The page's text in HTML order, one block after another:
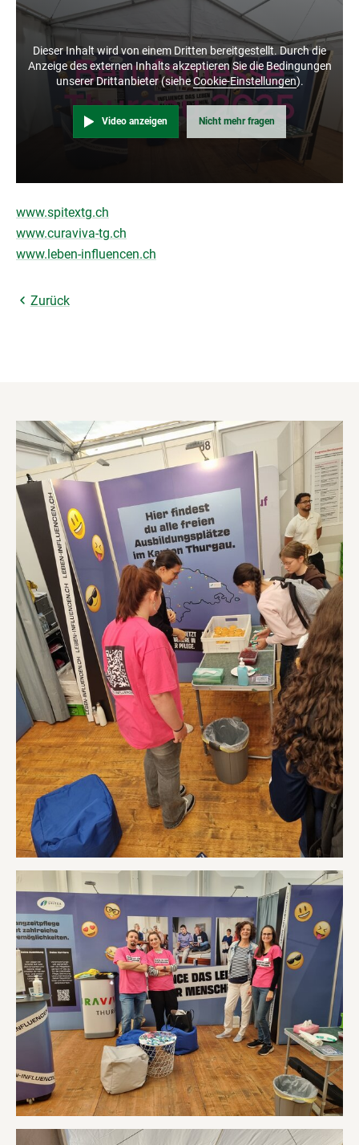
Dieser Inhalt wird von einem Dritten bereitgestellt. Durch die
Anzeige des externen Inhalts akzeptieren Sie die Bedingungen
unserer Drittanbieter (sieheCookie-Einstellungen).
Video anzeigen Nicht mehr fragen
www.spitextg.ch
www.curaviva-tg.ch
www.leben-influencen.ch
Zurück